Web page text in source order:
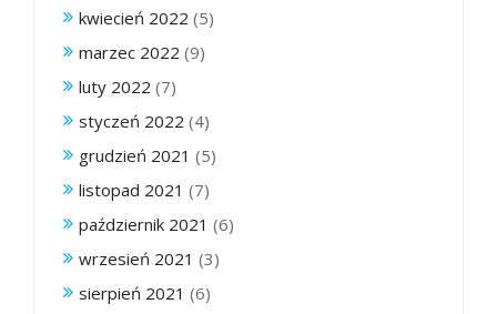
kwiecień 2022 (5)
marzec 2022 (9)
luty 2022 (7)
styczeń 2022 (4)
grudzień 2021 (5)
listopad 2021 (7)
październik 2021 (6)
wrzesień 2021 (3)
sierpień 2021 (6)